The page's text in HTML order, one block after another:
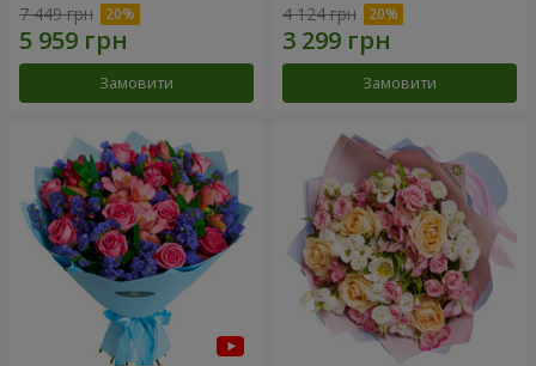
7 449 грн
Замовити
4 124 грн
Замовити